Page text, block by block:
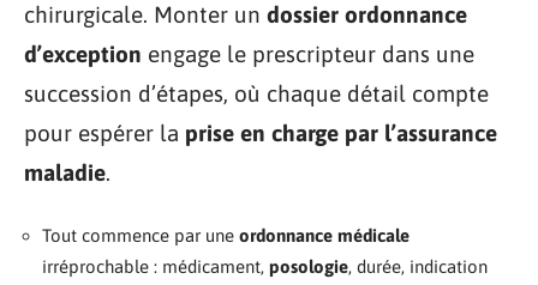
chirurgicale. Monter un dossier ordonnance
d’exception engage le prescripteur dans une
succession d’étapes, où chaque détail compte
pour espérer la prise en charge par l’assurance
maladie.
Tout commence par une ordonnance médicale
irréprochable : médicament, posologie, durée, indication